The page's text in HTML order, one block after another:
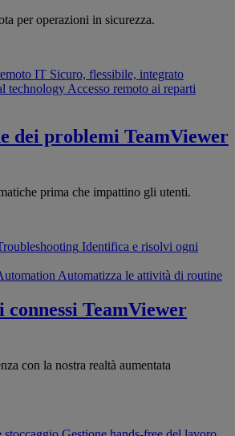
per operazioni in sicurezza.
IT Sicuro, flessibile, integrato
technology Accesso remoto ai reparti
dei problemi TeamViewer
prima che impattino gli utenti.
Identifica e risolvi ogni
Automatizza le attività di routine
TeamViewer
con la nostra realtà aumentata